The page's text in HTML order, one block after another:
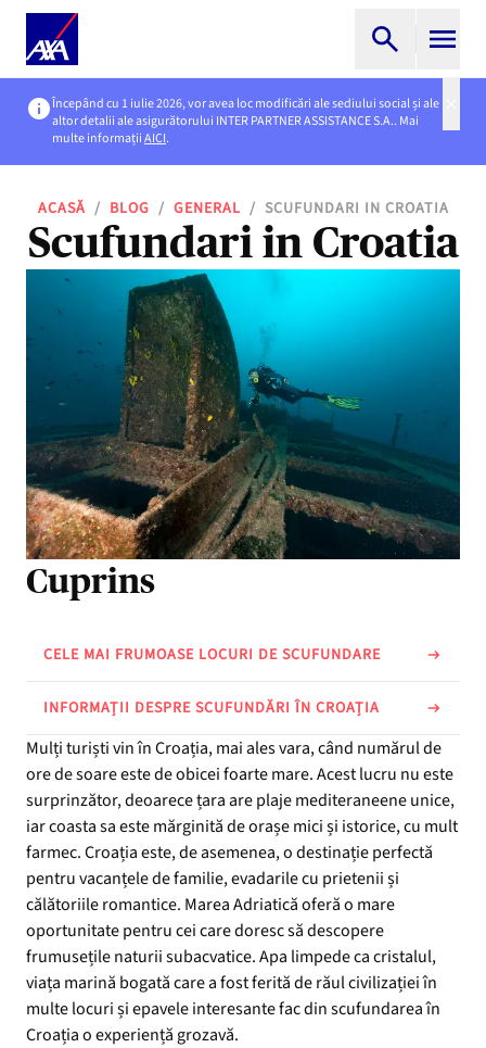
Începând cu 1 iulie 2026, vor avea loc modificări ale sediului social și ale
altor detalii ale asigurătorului INTER PARTNER ASSISTANCE S.A.. Mai
multe informațiiAICI.
ACASĂ / BLOG / GENERAL / SCUFUNDARI IN CROATIA
Scufundari in Croatia
Cuprins
CELE MAI FRUMOASE LOCURI DE SCUFUNDARE
INFORMAȚII DESPRE SCUFUNDĂRI ÎN CROAȚIA
Mulți turiști vin în Croația, mai ales vara, când numărul de
ore de soare este de obicei foarte mare. Acest lucru nu este
surprinzător, deoarece țara are plaje mediteraneene unice,
iar coasta sa este mărginită de orașe mici și istorice, cu mult
farmec. Croația este, de asemenea, o destinație perfectă
pentru vacanțele de familie, evadarile cu prietenii și
călătoriile romantice. Marea Adriatică oferă o mare
oportunitate pentru cei care doresc să descopere
frumusețile naturii subacvatice. Apa limpede ca cristalul,
viața marină bogată care a fost ferită de răul civilizației în
multe locuri și epavele interesante fac din scufundarea în
Croația o experiență grozavă.